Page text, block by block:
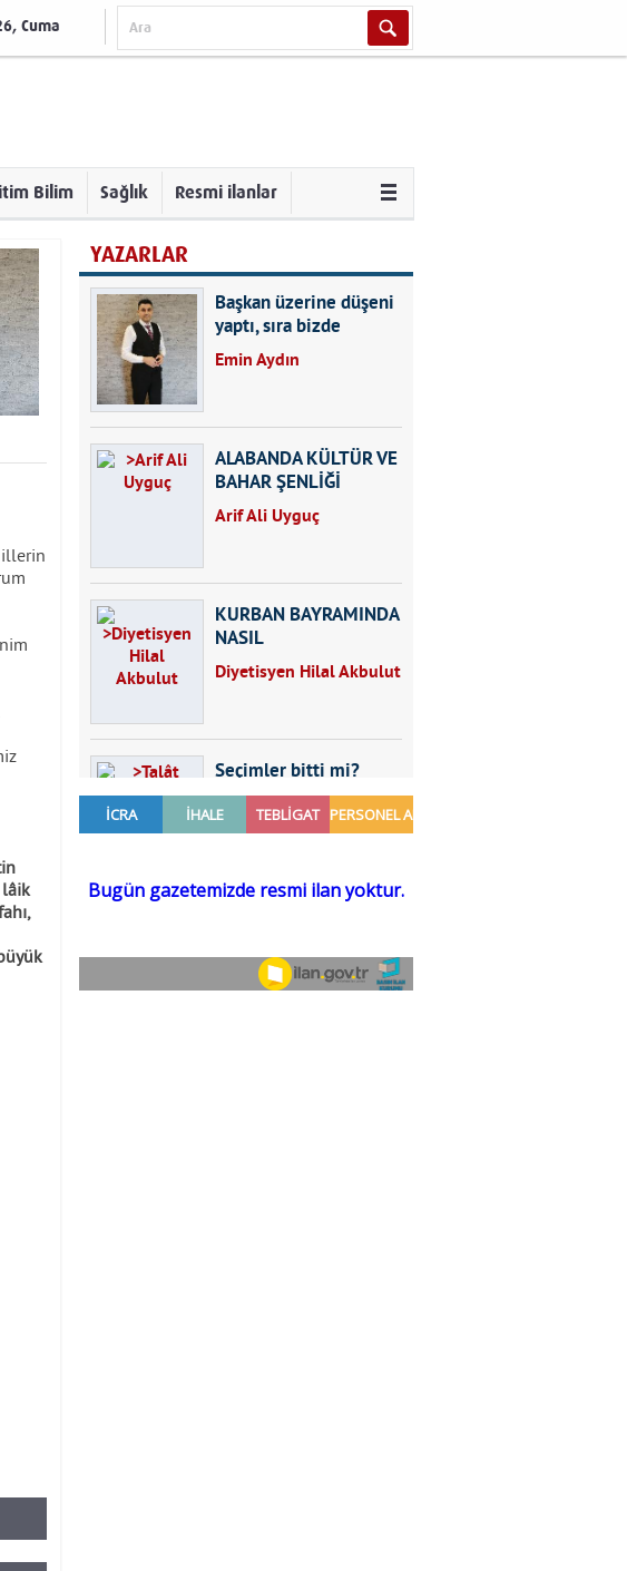
Cuma
Bilim Sağlık Resmi ilanlar
illerin
lâik
YAZARLAR
Başkan üzerine düşeni
yaptı, sıra bizde
Emin Aydın
ALABANDA KÜLTÜR VE
BAHAR ŞENLİĞİ
Arif Ali Uyguç
KURBAN BAYRAMINDA
NASIL
BESLENMELİYİZ?
Diyetisyen Hilal Akbulut
Seçimler bitti mi?
Talât Yörük
Sezgin MADRAN